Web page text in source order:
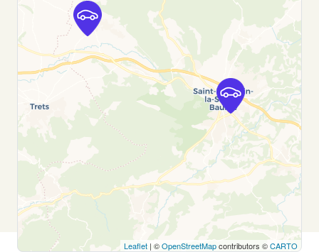
Leaflet | ©OpenStreetMapcontributors ©CARTO